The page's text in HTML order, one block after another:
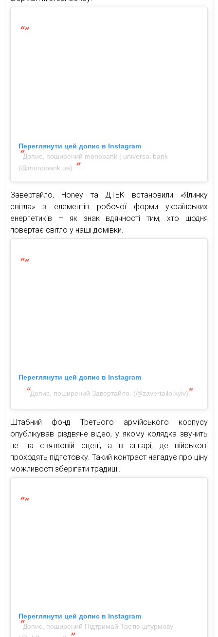
Переглянути цей допис в Instagram
Допис, поширений monobank | universal bank
(@monobank.ua)
Завертайло, Honey та ДТЕК встановили «Ялинку
світла» з елементів робочої форми українських
енергетиків – як знак вдячності тим, хто щодня
повертає світло у наші домівки.
Переглянути цей допис в Instagram
Допис, поширений Завертайло. (@zavertailo.kyiv)
Штабний фонд Третього армійського корпусу
опублікував різдвяне відео, у якому колядка звучить
не на святковій сцені, а в ангарі, де військові
проходять підготовку. Такий контраст нагадує про ціну
можливості зберігати традиції.
Переглянути цей допис в Instagram
Допис, поширений Підтримай Третю штурмову